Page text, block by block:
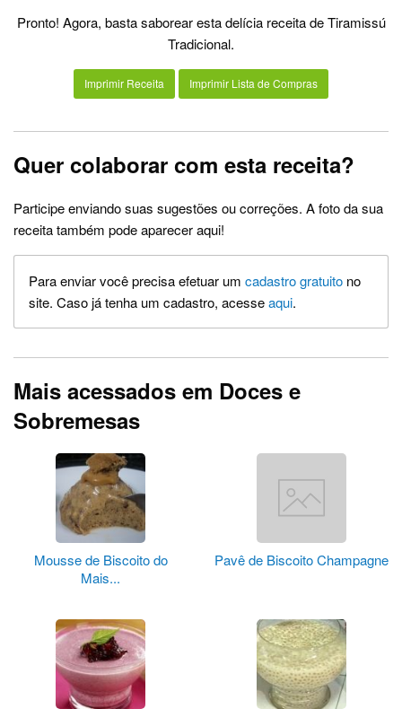
Pronto! Agora, basta saborear esta delícia receita de Tiramissú
Tradicional.
Imprimir Receita Imprimir Lista de Compras
Quer colaborar com esta receita?
Participe enviando suas sugestões ou correções. A foto da sua
receita também pode aparecer aqui!
Para enviar você precisa efetuar um cadastro gratuito no
site. Caso já tenha um cadastro, acesseaqui.
Mais acessados em Doces e
Sobremesas
Mousse de Biscoito do
Mais...
Pavê de Biscoito Champagne